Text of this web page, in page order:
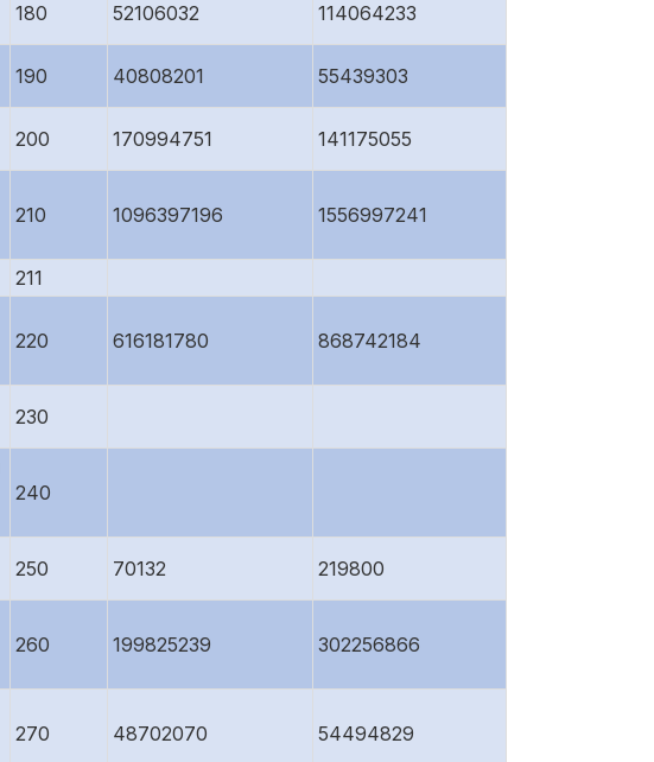
180 52106032 114064233
190 40808201 55439303
200 170994751 141175055
210 1096397196 1556997241
211
220 616181780 868742184
230
240
250 70132 219800
260 199825239 302256866
270 48702070 54494829